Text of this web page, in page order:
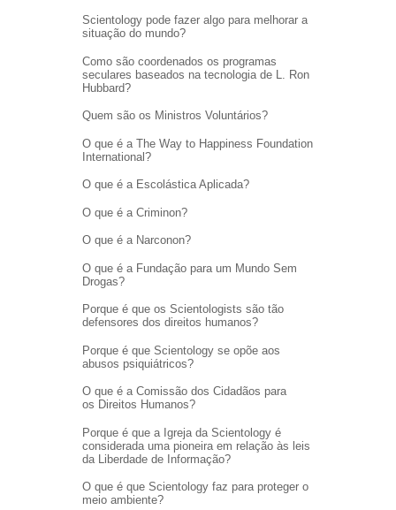
Scientology pode fazer algo para melhorar a
situação do mundo?
Como são coordenados os programas
seculares baseados na tecnologia de L. Ron
Hubbard?
Quem são os Ministros Voluntários?
O que é a The Way to Happiness Foundation
International?
O que é a Escolástica Aplicada?
O que é a Criminon?
O que é a Narconon?
O que é a Fundação para um Mundo Sem
Drogas?
Porque é que os Scientologists são tão
defensores dos direitos humanos?
Porque é que Scientology se opõe aos
abusos psiquiátricos?
O que é a Comissão dos Cidadãos para
os Direitos Humanos?
Porque é que a Igreja da Scientology é
considerada uma pioneira em relação às leis
da Liberdade de Informação?
O que é que Scientology faz para proteger o
meio ambiente?